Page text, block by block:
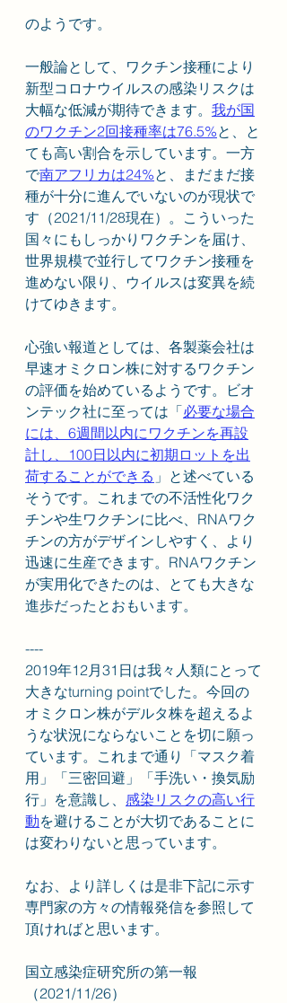
のようです。
一般論として、ワクチン接種により
新型コロナウイルスの感染リスクは
大幅な低減が期待できます。 我が国
のワクチン2回接種率は76.5%と、と
ても高い割合を示しています。一方
で南アフリカは24%と、まだまだ接
種が十分に進んでいないのが現状で
す（2021/11/28現在）。こういった
国々にもしっかりワクチンを届け、
世界規模で並行してワクチン接種を
進めない限り、ウイルスは変異を続
けてゆきます。
心強い報道としては、各製薬会社は
早速オミクロン株に対するワクチン
の評価を始めているようです。ビオ
ンテック社に至っては「必要な場合
には、6週間以内にワクチンを再設
計し、100日以内に初期ロットを出
荷することができる 」と述べている
そうです。これまでの不活性化ワク
チンや生ワクチンに比べ、RNAワク
チンの方がデザインしやすく、より
迅速に生産できます。RNAワクチン
が実用化できたのは、とても大きな
進歩だったとおもいます。
----
2019年12月31日は我々人類にとって
大きなturning pointでした。今回の
オミクロン株がデルタ株を超えるよ
うな状況にならないことを切に願っ
ています。これまで通り「マスク着
用」「三密回避」「手洗い・換気励
行」を意識し、 感染リスクの高い行
動を避けることが大切であることに
は変わりないと思っています。
なお、より詳しくは是非下記に示す
専門家の方々の情報発信を参照して
頂ければと思います。
国立感染症研究所の第一報
（2021/11/26）